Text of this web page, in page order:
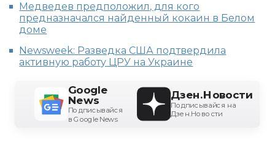
Медведев предположил, для кого
предназначался найденный кокаин в Белом
доме
Newsweek: Разведка США подтвердила
активную работу ЦРУ на Украине
Google
News
Подписывайся
в Google News
Дзен.Новости
Подписывайся на
Дзен.Новости